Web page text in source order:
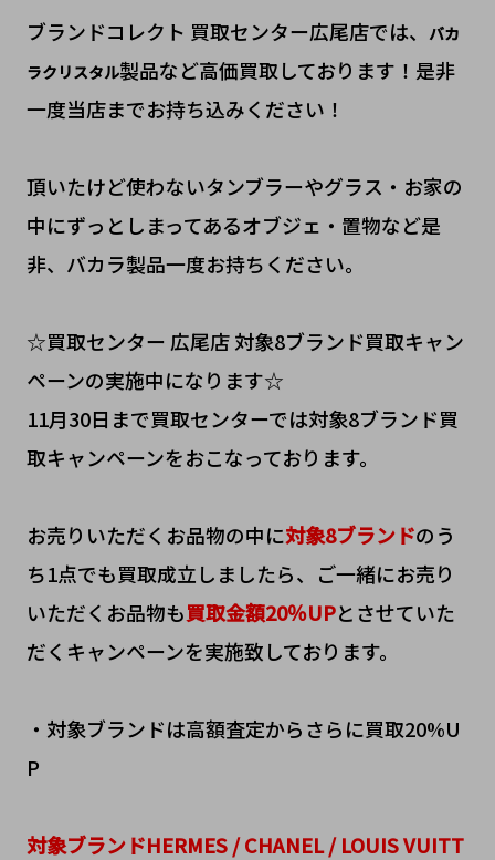
ブランドコレクト 買取センター広尾店では、
バカ
ラクリスタル製品など高価買取しております！是非
一度当店までお持ち込みください！
頂いたけど使わないタンブラーやグラス・お家の
中にずっとしまってあるオブジェ・置物など是
非、バカラ製品一度お持ちください。
☆買取センター 広尾店 対象8ブランド買取キャン
ペーンの実施中になります☆
11月30日まで買取センターでは対象8ブランド買
取キャンペーンをおこなっております。
お売りいただくお品物の中に対象8ブランドのう
ち1点でも買取成立しましたら、ご一緒にお売り
いただくお品物も買取金額20％UPとさせていた
だくキャンペーンを実施致しております。
・対象ブランドは高額査定からさらに買取20%U
P
対象ブランドHERMES / CHANEL / LOUIS VUITT